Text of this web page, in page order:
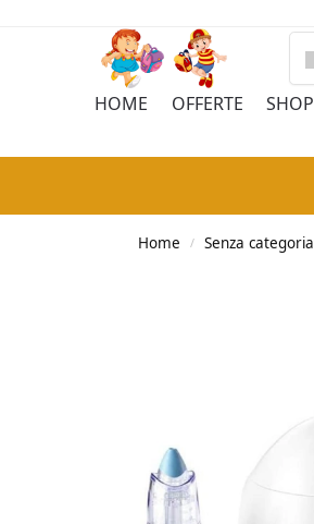
HOME OFFERTE SHOP
Home / Senza categoria